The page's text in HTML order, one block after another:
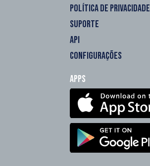
POLÍTICA DE PRIVACIDADE
SUPORTE
API
CONFIGURAÇÕES
Apps